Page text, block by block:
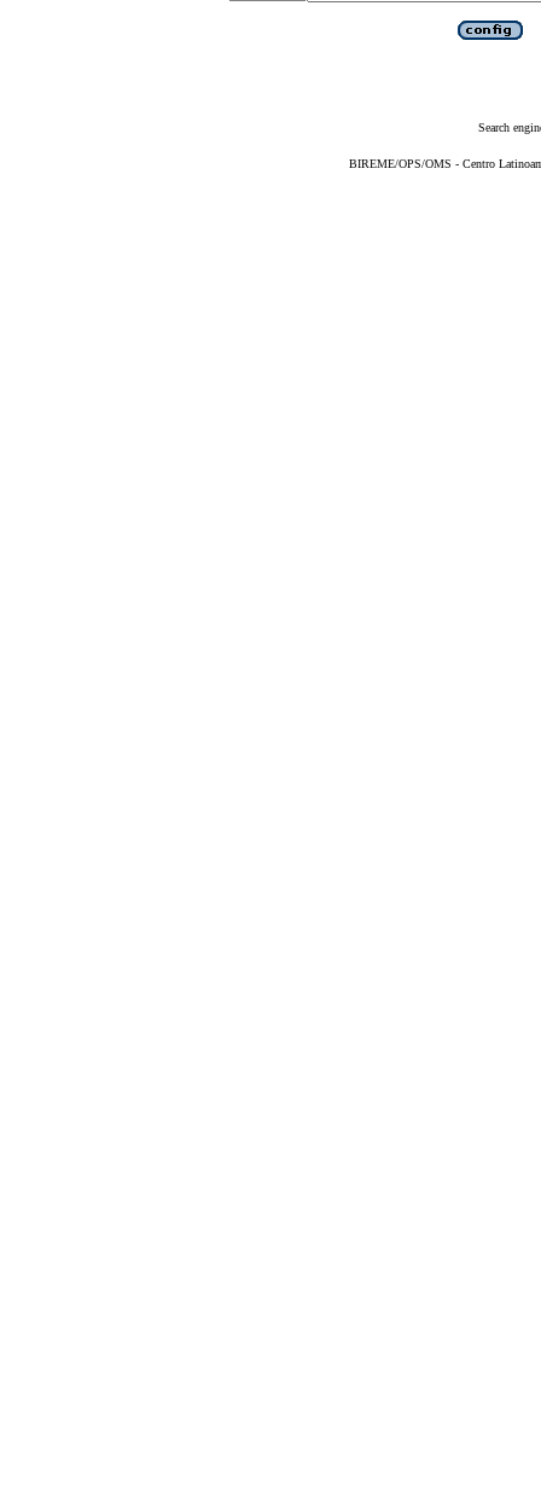
Search
BIREME/OPS/OMS - Centro